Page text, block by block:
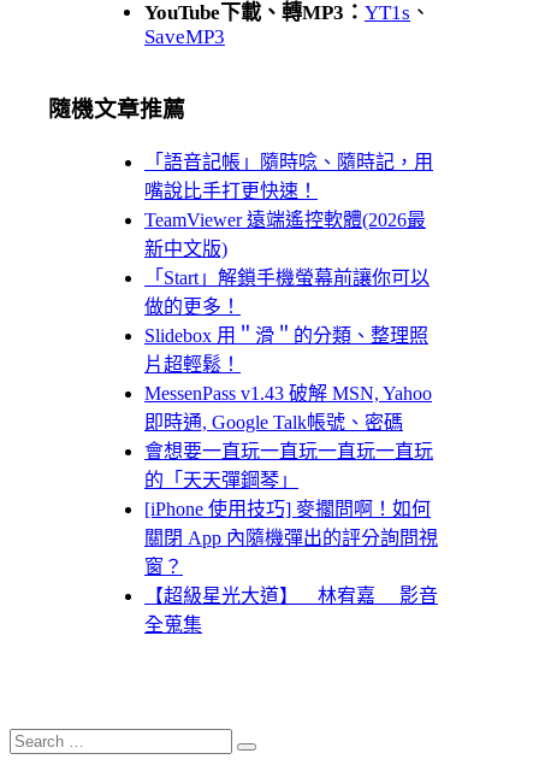
YouTube下載、轉MP3： YT1s 、
SaveMP3
隨機文章推薦
「語音記帳」隨時唸、隨時記，用
嘴說比手打更快速！
TeamViewer 遠端遙控軟體(2026最
新中文版)
「Start」解鎖手機螢幕前讓你可以
做的更多！
Slidebox 用＂滑＂的分類、整理照
片超輕鬆！
MessenPass v1.43 破解 MSN, Yahoo
即時通, Google Talk帳號、密碼
會想要一直玩一直玩一直玩一直玩
的「天天彈鋼琴」
[iPhone 使用技巧] 麥擱問啊！如何
關閉 App 內隨機彈出的評分詢問視
窗？
【超級星光大道】 林宥嘉 影音
全蒐集
Search
for:
Search